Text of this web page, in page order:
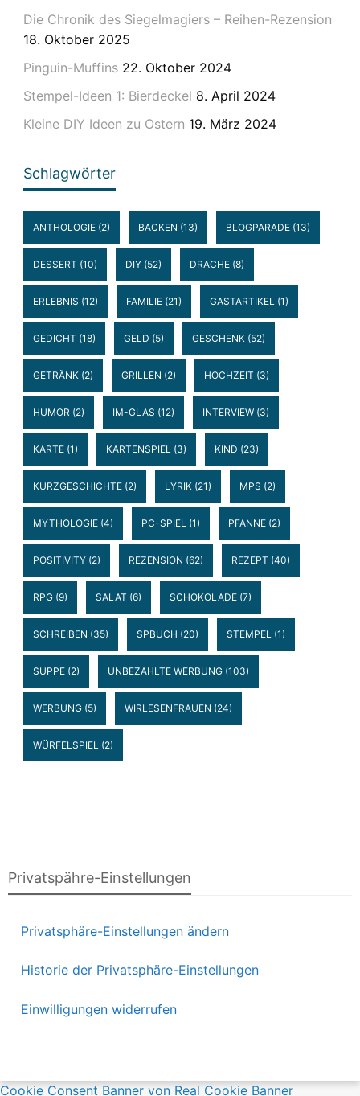
Die Chronik des Siegelmagiers – Reihen-Rezension
18. Oktober 2025
Pinguin-Muffins 22. Oktober 2024
Stempel-Ideen 1: Bierdeckel 8. April 2024
Kleine DIY Ideen zu Ostern 19. März 2024
Schlagwörter
ANTHOLOGIE(2) BACKEN (13) BLOGPARADE(13)
DESSERT (10) DIY(52) DRACHE(8)
ERLEBNIS (12) FAMILIE(21) GASTARTIKEL (1)
GEDICHT (18) GELD (5) GESCHENK(52)
GETRÄNK(2) GRILLEN (2) HOCHZEIT (3)
HUMOR (2) IM-GLAS (12) INTERVIEW(3)
KARTE(1) KARTENSPIEL (3) KIND (23)
KURZGESCHICHTE(2) LYRIK(21) MPS (2)
MYTHOLOGIE(4) PC-SPIEL (1) PFANNE(2)
POSITIVITY(2) REZENSION (62) REZEPT (40)
RPG(9) SALAT (6) SCHOKOLADE(7)
SCHREIBEN (35) SPBUCH (20) STEMPEL (1)
SUPPE(2) UNBEZAHLTE WERBUNG(103)
WERBUNG(5) WIRLESENFRAUEN (24)
WÜRFELSPIEL (2)
Privatspähre-Einstellungen
Privatsphäre-Einstellungen ändern
Historie der Privatsphäre-Einstellungen
Einwilligungen widerrufen
Cookie Consent Banner von Real Cookie Banner